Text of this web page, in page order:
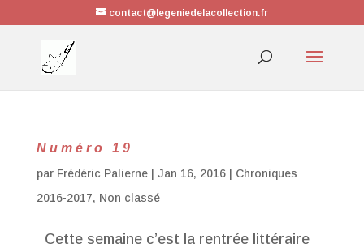
contact@legeniedelacollection.fr
Numéro 19
par Frédéric Palierne| Jan 16, 2016| Chroniques
2016-2017, Non classé
Cette semaine c’est la rentrée littéraire